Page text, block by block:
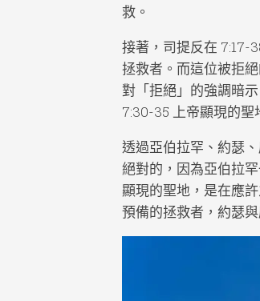
救。
接著，司提反在 7:17-
拯救者。而這位被拒
對「拒絕」的強調暗
7:30-35 上帝顯現的聖
透過亞伯拉罕、約瑟
絕對的，因為亞伯拉
顯現的聖地，是在應
預備的拯救者，約瑟